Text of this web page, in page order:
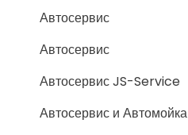
Автосервис
Автосервис
Автосервис JS-Service
Автосервис и Автомойка